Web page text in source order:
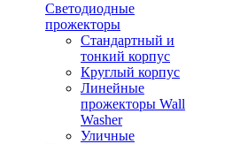
Светодиодные
прожекторы
Стандартный и
тонкий корпус
Круглый корпус
Линейные
прожекторы Wall
Washer
Уличные